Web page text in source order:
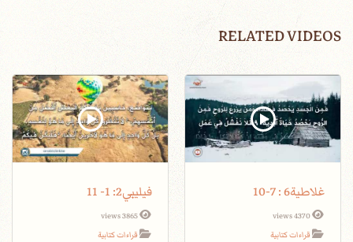
RELATED VIDEOS
غلاطية6 : 7-10
4370 views
قراءات كتابية
فيليبي2: 1- 11
3865 views
قراءات كتابية